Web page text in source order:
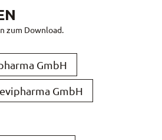
zum Download.
GmbH
GmbH